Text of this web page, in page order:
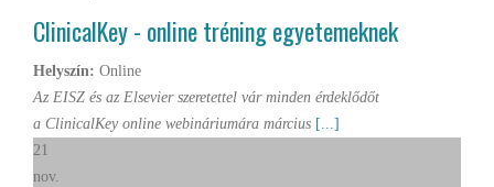
ClinicalKey - online tréning egyetemeknek
Helyszín: Online
Az EISZ és az Elsevier szeretettel vár minden érdeklődőt
a ClinicalKey online webináriumára március [...]
21
nov.